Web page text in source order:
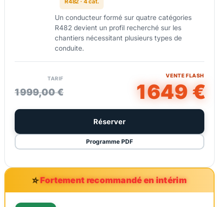
Un conducteur formé sur quatre catégories
R482 devient un profil recherché sur les
chantiers nécessitant plusieurs types de
conduite.
TARIF
1 999,00 €
VENTE FLASH
1 649 €
Réserver
Programme PDF
⭐Fortement recommandé en intérim